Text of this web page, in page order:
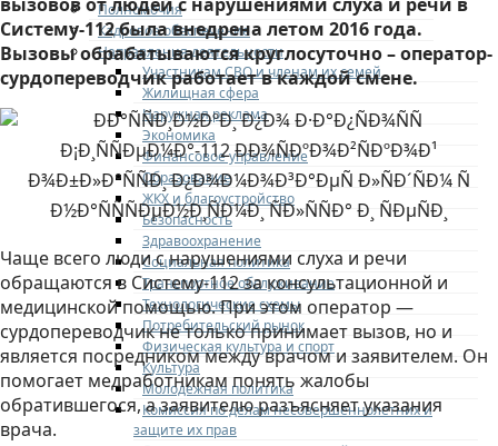
Полномочия
Кадровое обеспечение
Направления деятельности
Участникам СВО и членам их семей
Жилищная сфера
Наружная реклама
Экономика
Финансовое управление
Образование
ЖКХ и благоустройство
Безопасность
Здравоохранение
Социальная политика
Транспортное обслуживание
Технологические схемы
Потребительский рынок
Физическая культура и спорт
Культура
Молодежная политика
Комиссия по делам несовершеннолетних и
защите их прав
Систему-112 была внедрена летом 2016 года.
Вызовы обрабатываются круглосуточно – оператор-
сурдопереводчик работает в каждой смене.
Чаще всего люди с нарушениями слуха и речи
обращаются в Систему-112 за консультационной и
медицинской помощью. При этом оператор —
сурдопереводчикне только принимает вызов, но и
является посредником между врачом и заявителем. Он
помогает медработникам понять жалобы
обратившегося, а заявителю разъясняет указания
врача.